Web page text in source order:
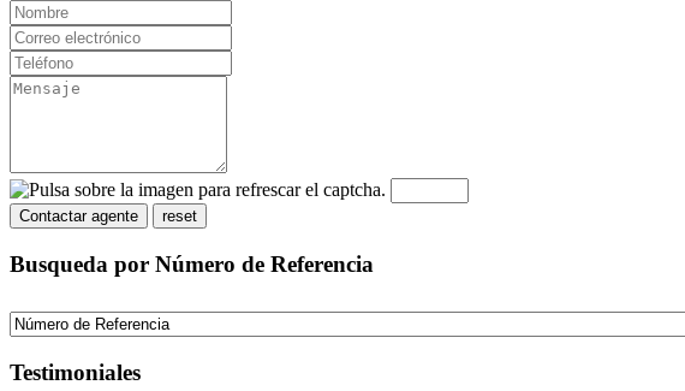
Busqueda por Número de Referencia
Testimoniales